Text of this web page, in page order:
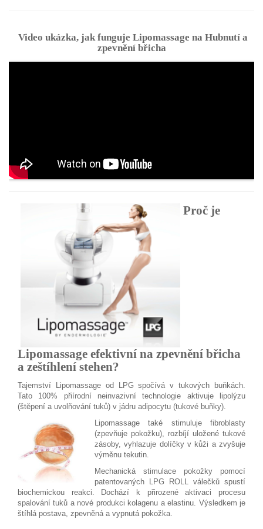
Video ukázka, jak funguje Lipomassage na Hubnutí a
zpevnění břicha
Proč je
Lipomassage efektivní na zpevnění břicha
a zeštíhlení stehen?
Tajemství Lipomassage od LPG spočívá v tukových buňkách.
Tato 100% přiírodní neinvazivní technologie aktivuje lipolýzu
(štěpení a uvolňování tuků) v jádru adipocytu (tukové buňky).
Lipomassage také stimuluje fibroblasty
(zpevňuje pokožku), rozbíjí uložené tukové
zásoby, vyhlazuje dolíčky v kůži a zvyšuje
výměnu tekutin.
Mechanická stimulace pokožky pomocí
patentovaných LPG ROLL válečků spustí
biochemickou reakci. Dochází k přirozené aktivaci procesu
spalování tuků a nové produkci kolagenu a elastinu. Výsledkem je
štíhlá postava, zpevněná a vypnutá pokožka.